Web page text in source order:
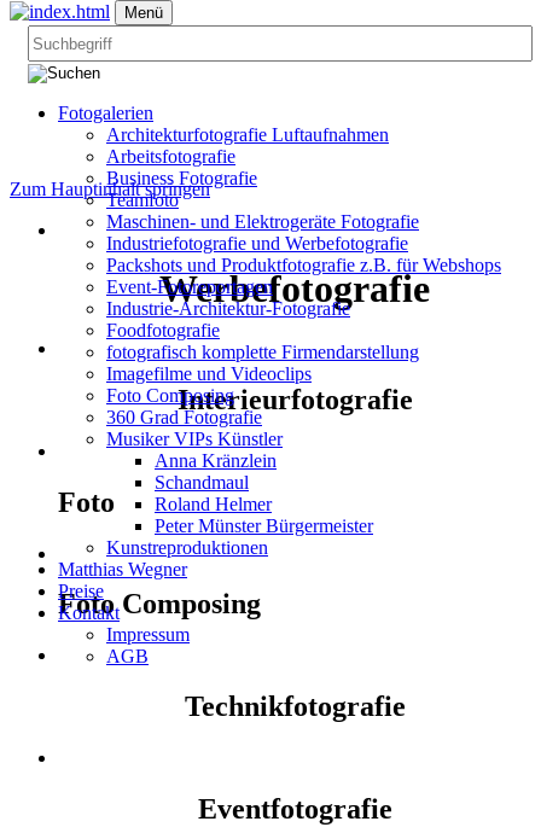
Zum Hauptinhalt springen
Menü
Fotogalerien
Architekturfotografie Luftaufnahmen
Arbeitsfotografie
Business Fotografie
Teamfoto
Maschinen- und Elektrogeräte Fotografie
Industriefotografie und Werbefotografie
Packshots und Produktfotografie z.B. für Webshops
Event-Fotoreportagen
Industrie-Architektur-Fotografie
Foodfotografie
fotografisch komplette Firmendarstellung
Imagefilme und Videoclips
Foto Composing
360 Grad Fotografie
Musiker VIPs Künstler
Anna Kränzlein
Schandmaul
Roland Helmer
Peter Münster Bürgermeister
Kunstreproduktionen
Matthias Wegner
Preise
Kontakt
Impressum
AGB
Werbefotografie
Interieurfotografie
Foto
Foto Composing
Technikfotografie
Eventfotografie